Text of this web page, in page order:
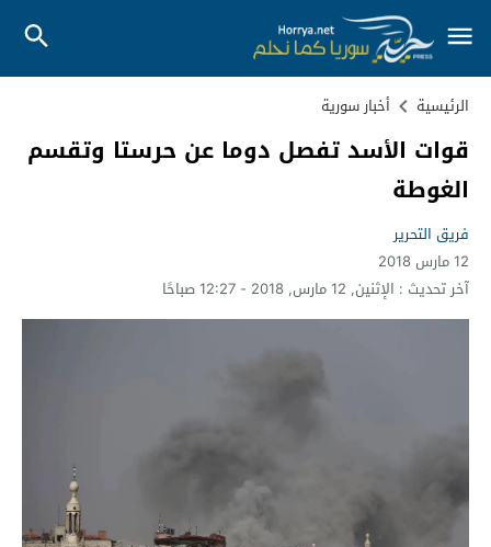
الرئيسية أخبار سورية
قوات الأسد تفصل دوما عن حرستا وتقسم
الغوطة
فريق التحرير
12 مارس 2018
آخر تحديث : الإثنين, 12 مارس, 2018 - 12:27 صباحًا